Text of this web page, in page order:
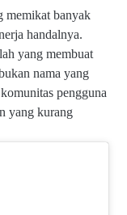
memikat banyak
handalnya.
yang membuat
nama yang
pengguna
yang kurang